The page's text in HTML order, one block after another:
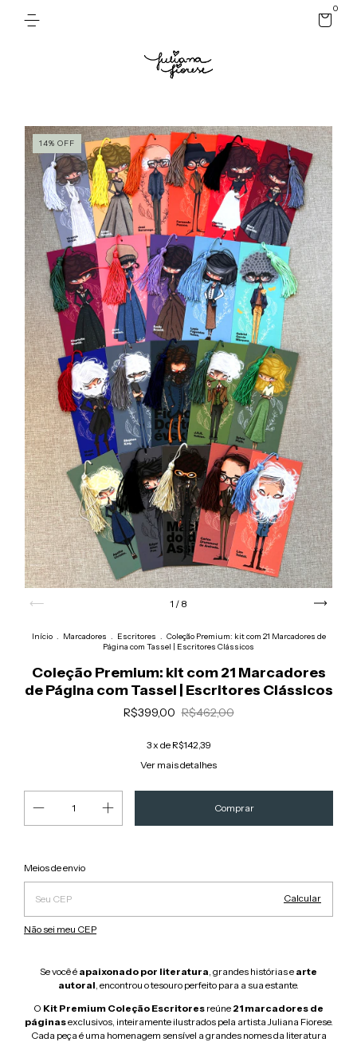
0
14% OFF
1 / 8
Início . Marcadores . Escritores . Coleção Premium: kit com 21 Marcadores de
Página com Tassel | Escritores Clássicos
Coleção Premium: kit com 21 Marcadores
de Página com Tassel | Escritores Clássicos
R$399,00 R$462,00
3x de R$142,39
Ver mais detalhes
Entregas para o CEP:
Meios de envio
Calcular
Não sei meu CEP
Se você é apaixonado por literatura, grandes histórias e arte
autoral, encontrou o tesouro perfeito para a sua estante.
O Kit Premium Coleção Escritores reúne 21 marcadores de
páginasexclusivos, inteiramente ilustrados pela artista Juliana Fiorese.
Cada peça é uma homenagem sensível a grandes nomes da literatura